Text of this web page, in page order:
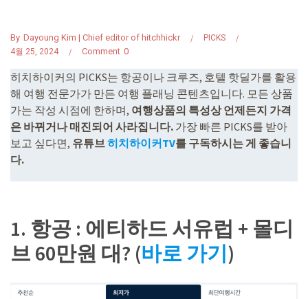
By Dayoung Kim | Chief editor of hitchhickr
PICKS
4월 25, 2024
0
Comment
히치하이커의 PICKS는 항공이나 크루즈, 호텔 핫딜가를 활용
해 여행 전문가가 만든 여행 플래닝 콘텐츠입니다. 모든 상품
가는 작성 시점에 한하며, 여행상품의 특성상 언제든지 가격
은 바뀌거나 매진되어 사라집니다. 가장 빠른 PICKS를 받아
보고 싶다면, 유튜브히치하이커TV를 구독하시는 게 좋습니
다.
1. 항공 : 에티하드 서유럽 + 몰디
브 60만원 대? (바로 가기)